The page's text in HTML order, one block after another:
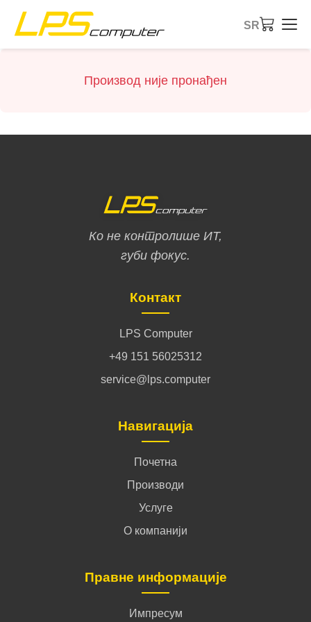
SR
Производ није пронађен
Ко не контролише ИТ,
губи фокус.
Контакт
LPS Computer
+49 151 56025312
service@lps.computer
Навигација
Почетна
Производи
Услуге
О компанији
Правне информације
Импресум